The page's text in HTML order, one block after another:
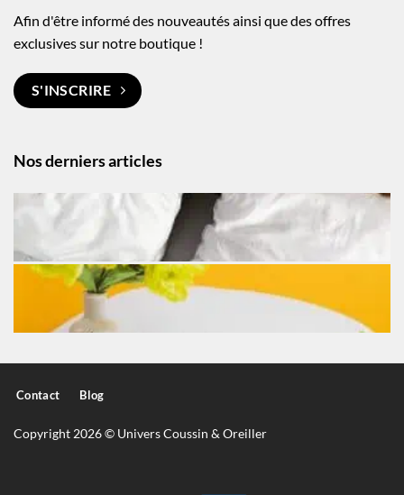
Nos derniers articles
Afin d'être informé des nouveautés ainsi que des offres
exclusives sur notre boutique !
S'INSCRIRE
Contact Blog
Copyright 2026 © Univers Coussin & Oreiller